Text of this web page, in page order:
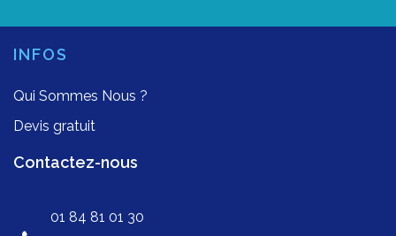
INFOS
Qui Sommes Nous ?
Devis gratuit
Contactez-nous
01 84 81 01 30